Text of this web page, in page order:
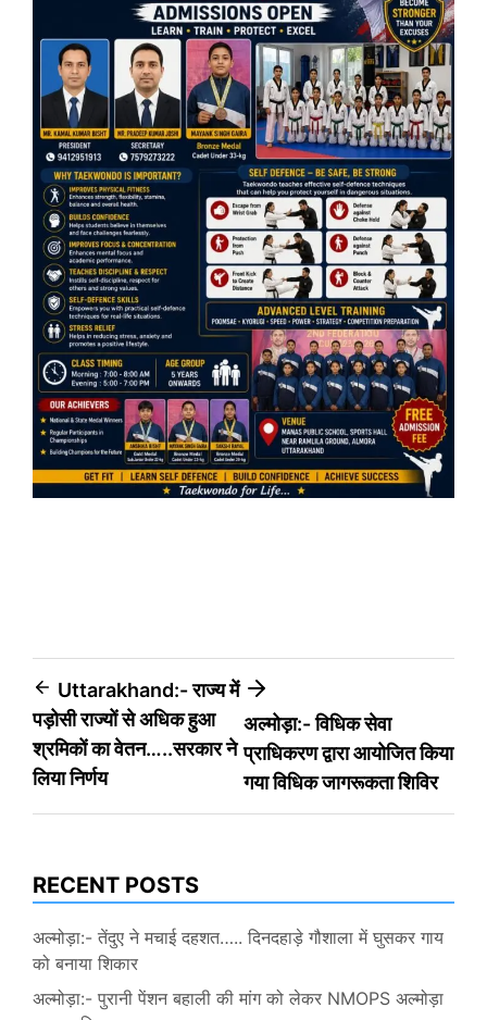
Post
navigation
Uttarakhand:- राज्य में
पड़ोसी राज्यों से अधिक हुआ
श्रमिकों का वेतन…..सरकार ने
लिया निर्णय
अल्मोड़ा:- विधिक सेवा
प्राधिकरण द्वारा आयोजित किया
गया विधिक जागरूकता शिविर
RECENT POSTS
अल्मोड़ा:- तेंदुए ने मचाई दहशत….. दिनदहाड़े गौशाला में घुसकर गाय
को बनाया शिकार
अल्मोड़ा:- पुरानी पेंशन बहाली की मांग को लेकर NMOPS अल्मोड़ा